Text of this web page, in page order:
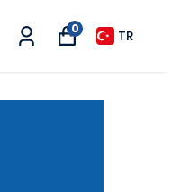
0 TR